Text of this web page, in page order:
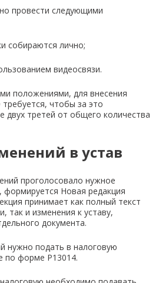
провести следующими
собираются лично;
видеосвязи.
положениями, для внесения
чтобы за это
двух третей от общего количества
в устав
проголосовало нужное
формируется Новая редакция
принимает как полный текст
так и изменения к уставу,
документа.
нужно подать в налоговую
по форме Р13014.